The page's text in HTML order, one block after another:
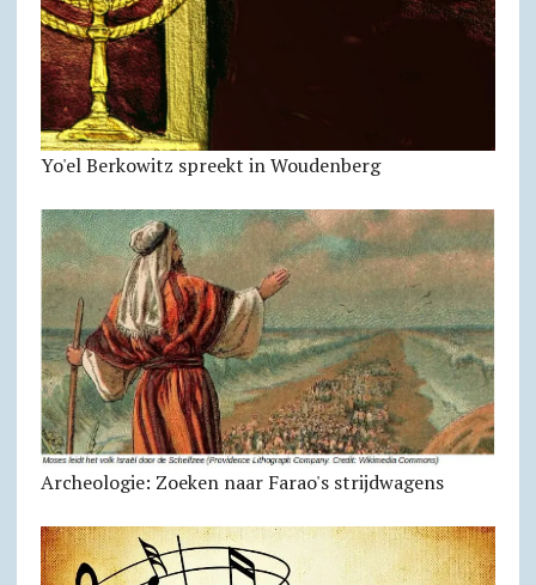
Yo'el Berkowitz spreekt in Woudenberg
Archeologie: Zoeken naar Farao's strijdwagens